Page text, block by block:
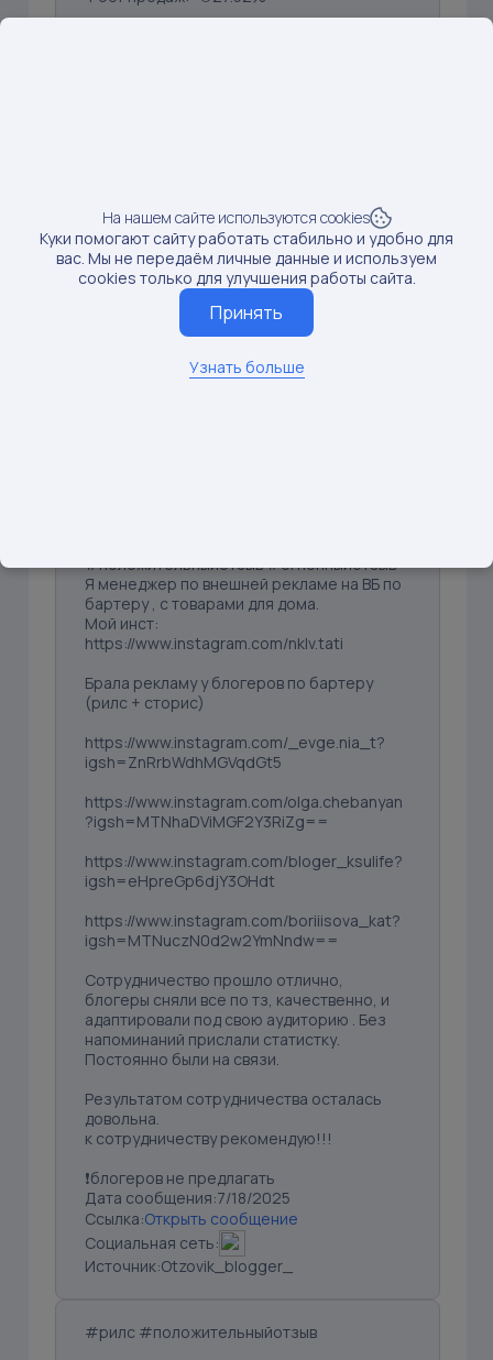
Рост продаж:
60.00%
SKU: 234424159
Предмет: Ювелирные серьги
#положительныйотзыв #огненныйотзыв
Я менеджер по внешней рекламе на ВБ по
бартеру , с товарами для дома.
Мой инст:
https://www.instagram.com/nklv.tati
Брала рекламу у блогеров по бартеру
(рилс + сторис)
https://www.instagram.com/_evge.nia_t?
igsh=ZnRrbWdhMGVqdGt5
https://www.instagram.com/olga.chebanyan
?igsh=MTNhaDViMGF2Y3RiZg==
https://www.instagram.com/bloger_ksulife?
igsh=eHpreGp6djY3OHdt
https://www.instagram.com/boriiisova_kat?
igsh=MTNuczN0d2w2YmNndw==
Сотрудничество прошло отлично,
блогеры сняли все по тз, качественно, и
адаптировали под свою аудиторию . Без
напоминаний прислали статистку.
Постоянно были на связи.
Результатом сотрудничества осталась
довольна.
к сотрудничеству рекомендую!!!
❗блогеров не предлагать
Дата сообщения:7/18/2025
Ссылка:Открыть сообщение
Социальная сеть:
Источник:Otzovik_blogger_
#рилс #положительныйотзыв
На нашем сайте используются cookies
Куки помогают сайту работать стабильно и удобно для
вас. Мы не передаём личные данные и используем
cookies только для улучшения работы сайта.
Принять
Узнать больше